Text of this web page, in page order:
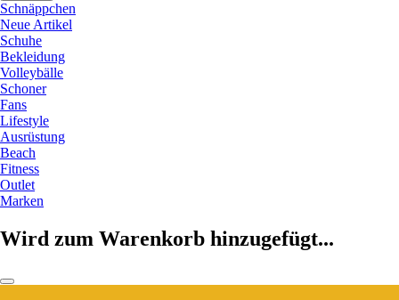
Schnäppchen
Neue Artikel
Schuhe
Bekleidung
Volleybälle
Schoner
Fans
Lifestyle
Ausrüstung
Beach
Fitness
Outlet
Marken
Wird zum Warenkorb hinzugefügt...